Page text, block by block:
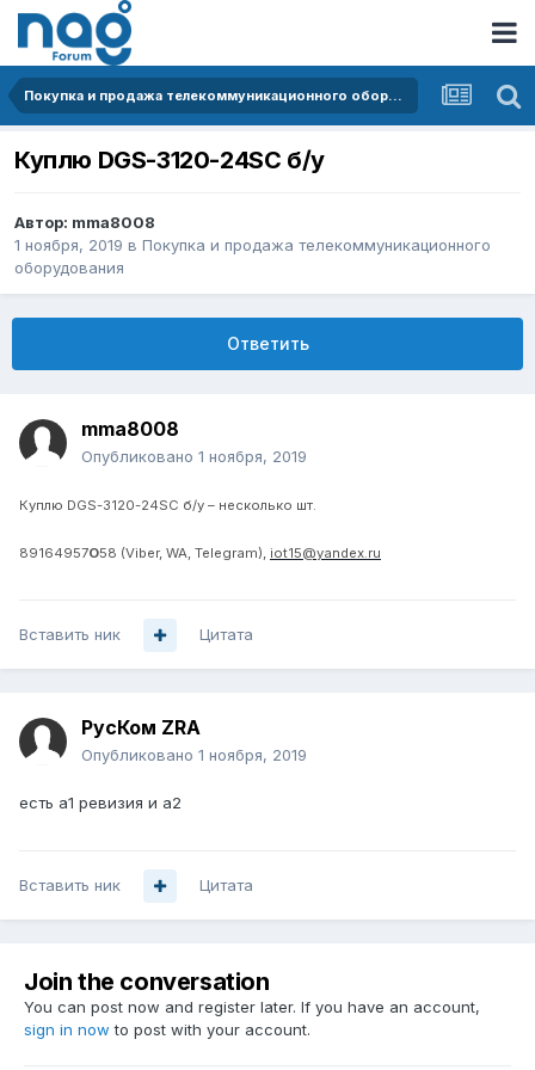
Покупка и продажа телекоммуникационного оборудования
Куплю DGS-3120-24SC б/у
Автор: mma8008
1 ноября, 2019 в Покупка и продажа телекоммуникационного
оборудования
Ответить
mma8008
Опубликовано 1 ноября, 2019
Куплю DGS-3120-24SC б/у – несколько шт.
89164957О58 (Viber, WA, Telegram), iot15@yandex.ru
Вставить ник Цитата
РусКом ZRA
Опубликовано 1 ноября, 2019
есть а1 ревизия и а2
Вставить ник Цитата
Join the conversation
You can post now and register later. If you have an account,
sign in now to post with your account.